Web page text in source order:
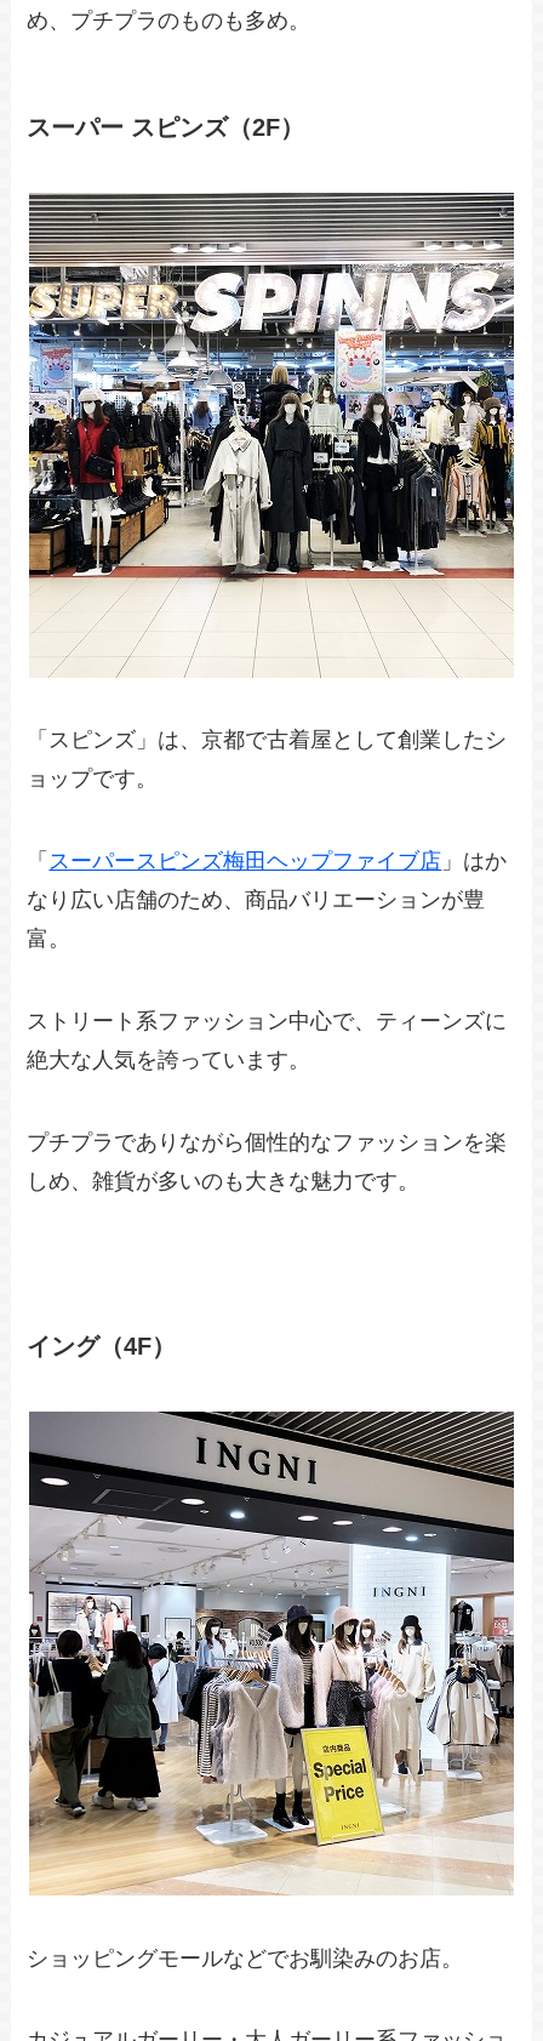
め、プチプラのものも多め。
スーパー スピンズ（2F）
「スピンズ」は、京都で古着屋として創業したシ
ョップです。
「 スーパースピンズ梅田ヘップファイブ店 」はか
なり広い店舗のため、商品バリエーションが豊
富。
ストリート系ファッション中心で、ティーンズに
絶大な人気を誇っています。
プチプラでありながら個性的なファッションを楽
しめ、雑貨が多いのも大きな魅力です。
イング（4F）
ショッピングモールなどでお馴染みのお店。